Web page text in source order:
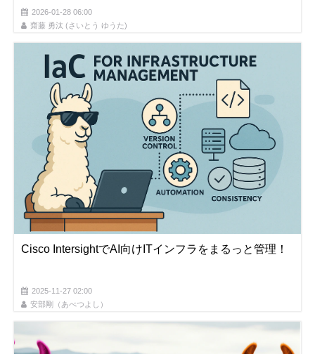
2026-01-28 06:00
齋藤 勇汰 (さいとう ゆうた)
Cisco IntersightでAI向けITインフラをまるっと管理！
2025-11-27 02:00
安部剛（あべつよし）